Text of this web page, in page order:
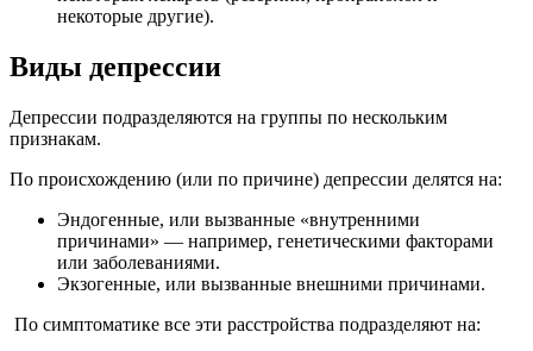
некоторые другие).
Виды депрессии
Депрессии подразделяются на группы по нескольким
признакам.
По происхождению (или по причине) депрессии делятся на:
Эндогенные, или вызванные «внутренними
причинами» — например, генетическими факторами
или заболеваниями.
Экзогенные, или вызванные внешними причинами.
По симптоматике все эти расстройства подразделяют на: